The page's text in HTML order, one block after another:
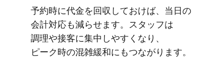
予約時に​代金を​回収しておけば、​当日の​
会計対応も​減らせます。​スタッフは​
調理や​接客に​集中しやすくなり、​
ピーク時の​混雑緩和に​もつながります。